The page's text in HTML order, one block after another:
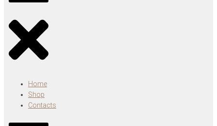
Home
Shop
Contacts